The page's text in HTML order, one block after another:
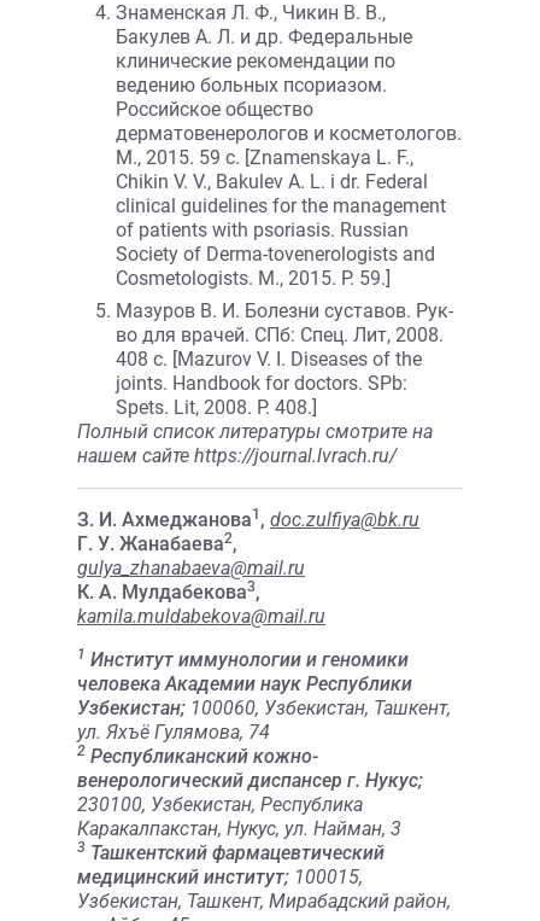
Знаменская Л. Ф., Чикин В. В.,
Бакулев А. Л. и др. Федеральные
клинические рекомендации по
ведению больных псориазом.
Российское общество
дерматовенерологов и косметологов.
М., 2015. 59 с. [Znamenskaya L. F.,
Chikin V. V., Bakulev A. L. i dr. Federal
clinical guidelines for the management
of patients with psoriasis. Russian
Society of Derma-tovenerologists and
Cosmetologists. M., 2015. P. 59.]
Мазуров В. И. Болезни суставов. Рук-
во для врачей. СПб: Спец. Лит, 2008.
408 c. [Mazurov V. I. Diseases of the
joints. Handbook for doctors. SPb:
Spets. Lit, 2008. P. 408.]
Полный список литературы смотрите на
нашем сайте https://journal.lvrach.ru/
З. И. Ахмеджанова1 , doc.zulfiya@bk.ru
Г. У. Жанабаева2,
gulya_zhanabaeva@mail.ru
К. А. Мулдабекова3,
kamila.muldabekova@mail.ru
1 Институт иммунологии и геномики
человека Академии наук Республики
Узбекистан; 100060, Узбекистан, Ташкент,
ул. Яхъё Гулямова, 74
2 Республиканский кожно-
венерологический диспансер г. Нукус;
230100, Узбекистан, Республика
Каракалпакстан, Нукус, ул. Найман, 3
3 Ташкентский фармацевтический
медицинский институт; 100015,
Узбекистан, Ташкент, Мирабадский район,